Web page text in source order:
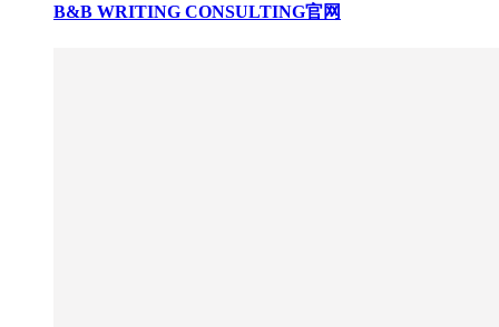
B&B WRITING CONSULTING官网